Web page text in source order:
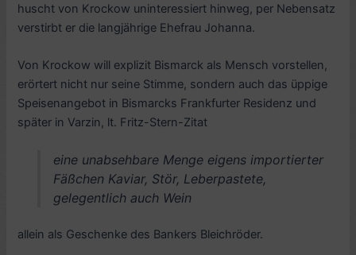
huscht von Krockow uninteressiert hinweg, per Nebensatz
verstirbt er die langjährige Ehefrau Johanna.
Von Krockow will explizit Bismarck als Mensch vorstellen,
erörtert nicht nur seine Stimme, sondern auch das üppige
Speisenangebot in Bismarcks Frankfurter Residenz und
später in Varzin, lt. Fritz-Stern-Zitat
eine unabsehbare Menge eigens importierter
Fäßchen Kaviar, Stör, Leberpastete,
gelegentlich auch Wein
allein als Geschenke des Bankers Bleichröder.